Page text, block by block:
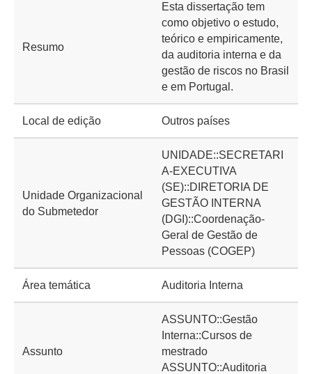
Resumo
Esta dissertação tem
como objetivo o estudo,
teórico e empiricamente,
da auditoria interna e da
gestão de riscos no Brasil
e em Portugal.
Local de edição Outros países
Unidade Organizacional
do Submetedor
UNIDADE::SECRETARI
A-EXECUTIVA
(SE)::DIRETORIA DE
GESTÃO INTERNA
(DGI)::Coordenação-
Geral de Gestão de
Pessoas (COGEP)
Área temática Auditoria Interna
Assunto
ASSUNTO::Gestão
Interna::Cursos de
mestrado
ASSUNTO::Auditoria